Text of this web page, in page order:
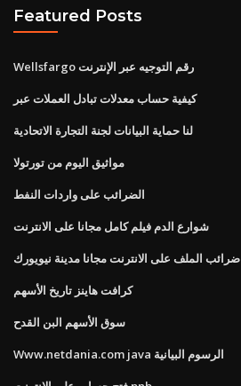
Featured Posts
Wellsfargo رقم التوجيه عبر الإنترنت
كيفية حساب معدلات تبادل العملات عبر
لنا حماية البيانات لجنة التجارة الاتحادية
مواثيق اليوم من تورتولا
الضرائب على واردات النفط
شوارع الدم فيلم كامل مجانا على الانترنت
ضرائب الملف على الانترنت مجانا مدينة نيويورك
كرافت هاينز تاريخ الأسهم
سوق الأسهم البن القدح
Www.netdania.com java الرسوم البيانية